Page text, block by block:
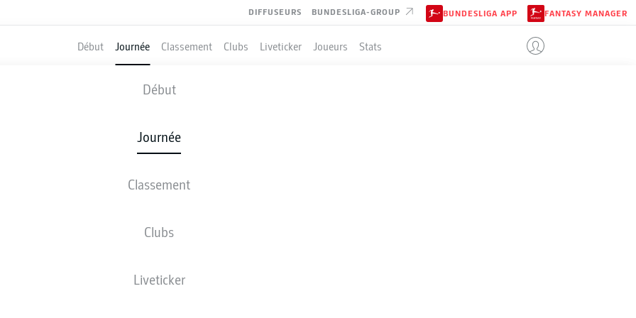
DIFFUSEURS BUNDESLIGA-GROUP BUNDESLIGA APP FANTASY MANAGER
Début Journée Classement Clubs Liveticker Joueurs Stats
Début
Journée
Classement
Clubs
Liveticker
LEVERKUSEN - MAINZ
1 0
COMPOSITIONS STATISTIQUES